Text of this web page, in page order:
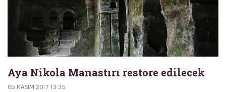
Aya Nikola Manastırı restore edilecek
06 KASIM 2017 13:35